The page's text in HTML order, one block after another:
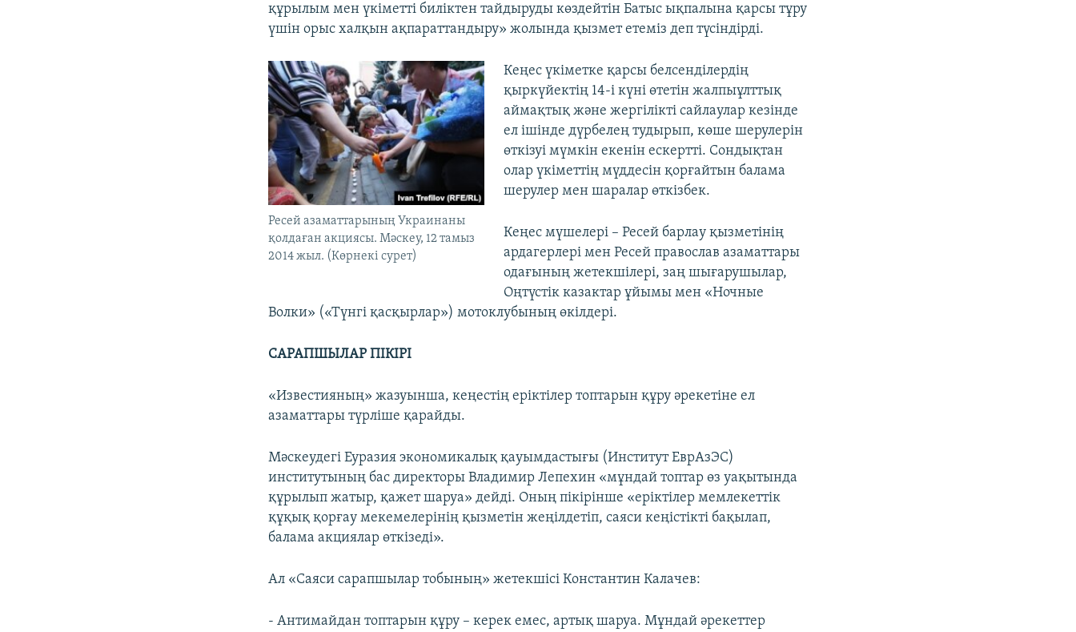
құрылым мен үкіметті биліктен тайдыруды көздейтін Батыс ықпалына қарсы тұру
үшін орыс халқын ақпараттандыру» жолында қызмет етеміз деп түсіндірді.
Ресей азаматтарының Украинаны
қолдаған акциясы. Мәскеу, 12 тамыз
2014 жыл. (Көрнекі сурет)
​Кеңес үкіметке қарсы белсенділердің
қыркүйектің 14-і күні өтетін жалпыұлттық
аймақтық және жергілікті сайлаулар кезінде
ел ішінде дүрбелең тудырып, көше шерулерін
өткізуі мүмкін екенін ескертті. Сондықтан
олар үкіметтің мүддесін қорғайтын балама
шерулер мен шаралар өткізбек.
Кеңес мүшелері – Ресей барлау қызметінің
ардагерлері мен Ресей православ азаматтары
одағының жетекшілері, заң шығарушылар,
Оңтүстік казактар ұйымы мен «Ночные
Волки» («Түнгі қасқырлар») мотоклубының өкілдері.
САРАПШЫЛАР ПІКІРІ
«Известияның» жазуынша, кеңестің еріктілер топтарын құру әрекетіне ел
азаматтары түрліше қарайды.
Мәскеудегі Еуразия экономикалық қауымдастығы (Институт ЕврАзЭС)
институтының бас директоры Владимир Лепехин «мұндай топтар өз уақытында
құрылып жатыр, қажет шаруа» дейді. Оның пікірінше «еріктілер мемлекеттік
құқық қорғау мекемелерінің қызметін жеңілдетіп, саяси кеңістікті бақылап,
балама акциялар өткізеді».
Ал «Саяси сарапшылар тобының» жетекшісі Константин Калачев:
- Антимайдан топтарын құру – керек емес, артық шаруа. Мұндай әрекеттер